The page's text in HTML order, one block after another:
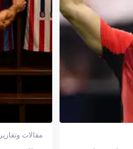
مقالات